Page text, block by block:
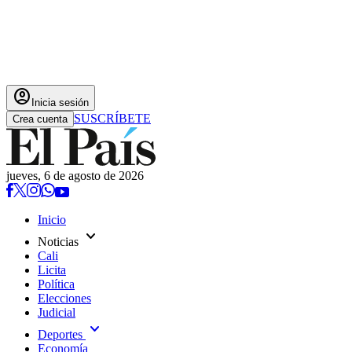
account_circle Inicia sesión
Crea cuenta SUSCRÍBETE
jueves, 6 de agosto de 2026
Inicio
Noticias expand_more
Cali
Licita
Política
Elecciones
Judicial
Deportes expand_more
Economía